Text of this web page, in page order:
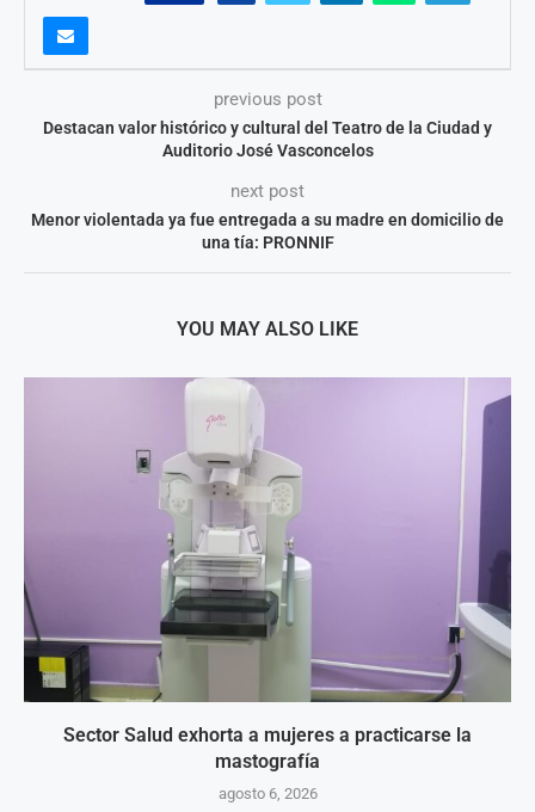
previous post
Destacan valor histórico y cultural del Teatro de la Ciudad y
Auditorio José Vasconcelos
next post
Menor violentada ya fue entregada a su madre en domicilio de
una tía: PRONNIF
YOU MAY ALSO LIKE
Sector Salud exhorta a mujeres a practicarse la
mastografía
agosto 6, 2026